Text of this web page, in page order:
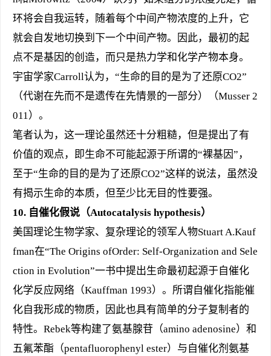
环将会自我运转，随着每个中间产物浓度的上升，它
就会自发地切换到下一个中间产物。因此，最初的起
点不是基因的创造，而只是热力学和化学产物本身。
宇宙学家Carroll认为，“生命的目的是为了还原CO2”
（代谢在先而不是遗传在先情景的一部分）（Musser 2
011）。
笔者认为，这一理论虽然还十分粗糙，但是提出了有
价值的观点，即生命不可能起源于所谓的“裸基因”，
至于“生命的目的是为了还原CO2”这样的说法，虽然没
有揭示生命的本质，但至少比无目的性要强。
10. 自催化假说（Autocatalysis hypothesis）
美国理论生物学家、复杂理论的领军人物Stuart A.Kauf
fman在“The Origins ofOrder: Self-Organization and Sele
ction in Evolution”一书中提出生命最初起源于自催化
化学反应网络（Kauffman 1993）。所谓自催化指能催
化自我形成的物质，因此也具有简单的分子复制者的
特性。Rebek等构建了氨基腺苷（amino adenosine）和
五氟苯酯（pentafluorophenyl ester）与自催化剂氨基